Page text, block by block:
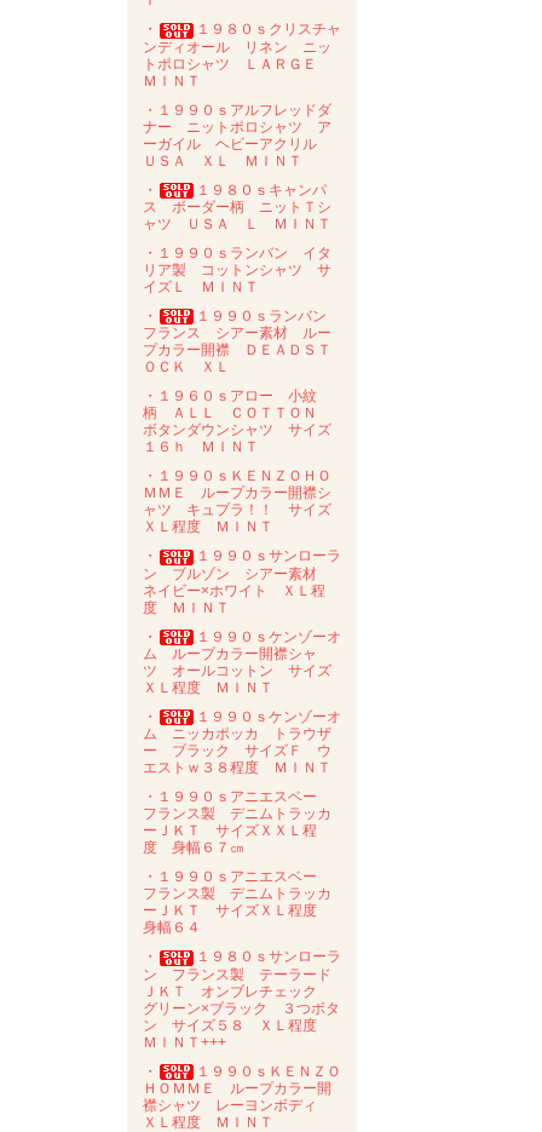
・
１９８０ｓクリスチャ
ンディオール リネン ニッ
トポロシャツ ＬＡＲＧＥ
ＭＩＮＴ
・１９９０ｓアルフレッドダ
ナー ニットポロシャツ ア
ーガイル ヘビーアクリル
ＵＳＡ ＸＬ ＭＩＮＴ
・
１９８０ｓキャンパ
ス ボーダー柄 ニットＴシ
ャツ ＵＳＡ Ｌ ＭＩＮＴ
・１９９０ｓランバン イタ
リア製 コットンシャツ サ
イズＬ ＭＩＮＴ
・
１９９０ｓランバン
フランス シアー素材 ルー
プカラー開襟 ＤＥＡＤＳＴ
ＯＣＫ ＸＬ
・１９６０ｓアロー 小紋
柄 ＡＬＬ ＣＯＴＴＯＮ
ボタンダウンシャツ サイズ
１６ｈ ＭＩＮＴ
・１９９０ｓＫＥＮＺＯＨＯ
ＭＭＥ ループカラー開襟シ
ャツ キュプラ！！ サイズ
ＸＬ程度 ＭＩＮＴ
・
１９９０ｓサンローラ
ン ブルゾン シアー素材
ネイビー×ホワイト ＸＬ程
度 ＭＩＮＴ
・
１９９０ｓケンゾーオ
ム ループカラー開襟シャ
ツ オールコットン サイズ
ＸＬ程度 ＭＩＮＴ
・
１９９０ｓケンゾーオ
ム ニッカポッカ トラウザ
ー ブラック サイズＦ ウ
エストｗ３８程度 ＭＩＮＴ
・１９９０ｓアニエスベー
フランス製 デニムトラッカ
ーＪＫＴ サイズＸＸＬ程
度 身幅６７㎝
・１９９０ｓアニエスベー
フランス製 デニムトラッカ
ーＪＫＴ サイズＸＬ程度
身幅６４
・
１９８０ｓサンローラ
ン フランス製 テーラード
ＪＫＴ オンブレチェック
グリーン×ブラック ３つボタ
ン サイズ５８ ＸＬ程度
ＭＩＮＴ+++
・
１９９０ｓＫＥＮＺＯ
ＨＯＭＭＥ ループカラー開
襟シャツ レーヨンボディ
ＸＬ程度 ＭＩＮＴ